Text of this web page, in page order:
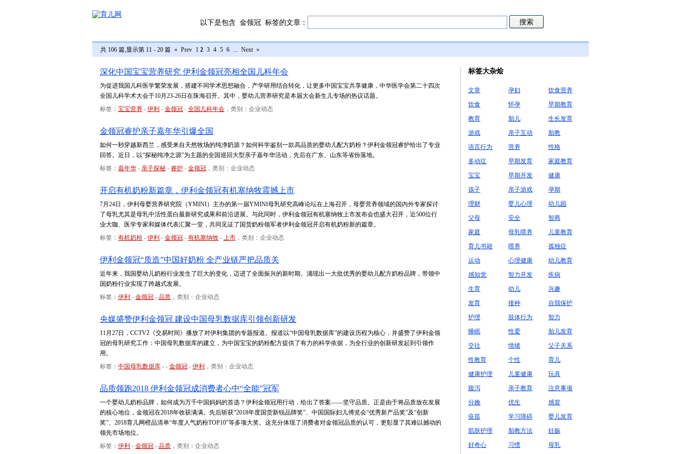
以下是包含 金领冠 标签的文章：
共 106 篇,显示第 11 - 20 篇 « Prev 1 2 3 4 5 6 ... Next »
深化中国宝宝营养研究 伊利金领冠亮相全国儿科年会
为促进我国儿科医学繁荣发展，搭建不同学术思想融合，产学研用结合转化，让更多中国宝宝共享健康，中华医学会第二十四次
全国儿科学术大会于10月23-26日在珠海召开。其中，婴幼儿营养研究是本届大会新生儿专场的热议话题。
标签： 宝宝营养 - 伊利 - 金领冠 - 全国儿科年会 ，类别：企业动态
金领冠睿护亲子嘉年华引爆全国
如何一秒穿越新西兰，感受来自天然牧场的纯净奶源？如何科学鉴别一款高品质的婴幼儿配方奶粉？伊利金领冠睿护给出了专业
回答。近日，以“探秘纯净之源”为主题的全国巡回大型亲子嘉年华活动，先后在广东、山东等省份落地。
标签： 嘉年华 - 亲子探秘 - 睿护 - 金领冠 ，类别：企业动态
开启有机奶粉新篇章，伊利金领冠有机塞纳牧震撼上市
7月24日，伊利母婴营养研究院（YMINI）主办的第一届YMINI母乳研究高峰论坛在上海召开，母婴营养领域的国内外专家探讨
了母乳尤其是母乳中活性蛋白最新研究成果和前沿进展。与此同时，伊利金领冠有机塞纳牧上市发布会也盛大召开，近500位行
业大咖、医学专家和媒体代表汇聚一堂，共同见证了国货奶粉领军者伊利金领冠开启有机奶粉新的篇章。
标签： 有机奶粉 - 伊利 - 金领冠 - 有机塞纳牧 - 上市 ，类别：企业动态
伊利金领冠“质造”中国好奶粉 全产业链严把品质关
近年来，我国婴幼儿奶粉行业发生了巨大的变化，迈进了全面振兴的新时期。涌现出一大批优秀的婴幼儿配方奶粉品牌，带领中
国奶粉行业实现了跨越式发展。
标签： 伊利 - 金领冠 - 品质 ，类别：企业动态
央媒盛赞伊利金领冠 建设中国母乳数据库引领创新研发
11月27日，CCTV2《交易时间》播放了对伊利集团的专题报道。报道以“中国母乳数据库”的建设历程为核心，并盛赞了伊利金领
冠的母乳研究工作：中国母乳数据库的建立，为中国宝宝的奶粉配方提供了有力的科学依据，为全行业的创新研发起到引领作
用。
标签： 中国母乳数据库 - - 金领冠 - 伊利 ，类别：企业动态
品质领跑2018 伊利金领冠成消费者心中“全能”冠军
一个婴幼儿奶粉品牌，如何成为万千中国妈妈的首选？伊利金领冠用行动，给出了答案——坚守品质。正是由于将品质放在发展
的核心地位，金领冠在2018年收获满满。先后斩获“2018年度国货新锐品牌奖”、中国国际妇儿博览会“优秀新产品奖”及“创新
奖”、2018育儿网橙品清单“年度人气奶粉TOP10”等多项大奖。这充分体现了消费者对金领冠品质的认可，更彰显了其难以撼动的
领先市场地位。
标签： 伊利 - 金领冠 - 品质 ，类别：企业动态
标签大杂烩
文章 孕妇
饮食营养
饮食
怀孕
早期教育
教育
胎儿
生长发育
游戏
亲子互动
胎教
语言行为
营养
性格
多动症
早期发育
家庭教育
宝宝
早期开发
健康
孩子
亲子游戏
孕期
理财
婴儿心理
幼儿园
父母
安全
智商
家庭
母乳喂养
儿童教育
育儿书籍
喂养
孤独症
运动
心理健康
幼儿教育
感知觉
智力开发
疾病
生育
幼儿
兴趣
发育
接种
自我保护
护理
肢体行为
智力
睡眠
性爱
胎儿发育
交往
情绪
父子关系
性教育
个性
育儿
健康护理
儿童健康
玩具
腹泻
亲子教育
注意事项
分娩
优生
感冒
疫苗
学习障碍
婴儿发育
肌肤护理
胎教方法
妊娠
好奇心
习惯
母乳